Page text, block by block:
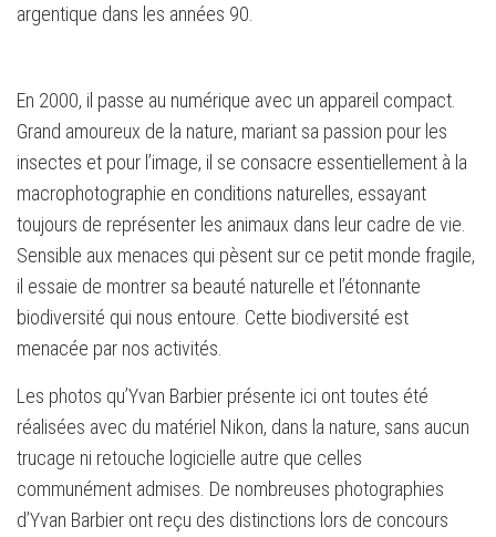
argentique dans les années 90.
En 2000, il passe au numérique avec un appareil compact.
Grand amoureux de la nature, mariant sa passion pour les
insectes et pour l’image, il se consacre essentiellement à la
macrophotographie en conditions naturelles, essayant
toujours de représenter les animaux dans leur cadre de vie.
Sensible aux menaces qui pèsent sur ce petit monde fragile,
il essaie de montrer sa beauté naturelle et l’étonnante
biodiversité qui nous entoure. Cette biodiversité est
menacée par nos activités.
Les photos qu’Yvan Barbier présente ici ont toutes été
réalisées avec du matériel Nikon, dans la nature, sans aucun
trucage ni retouche logicielle autre que celles
communément admises. De nombreuses photographies
d’Yvan Barbier ont reçu des distinctions lors de concours